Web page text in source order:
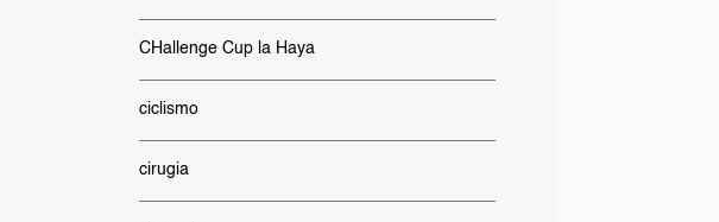
CHallenge Cup la Haya
ciclismo
cirugia